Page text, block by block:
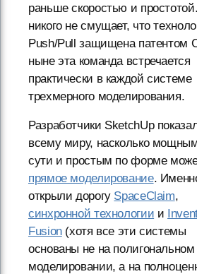
раньше скоростью и
никого не смущает, что
Push/Pull защищена патентом
ныне эта команда встречается
практически в каждой системе
трехмерного моделирования.
Разработчики SketchUp
всему миру, насколько
сути и простым по форме
прямое моделирование.
открыли дорогу SpaceClaim,
синхронной технологии и
Fusion(хотя все эти системы
основаны не на полигональном
моделировании, а на